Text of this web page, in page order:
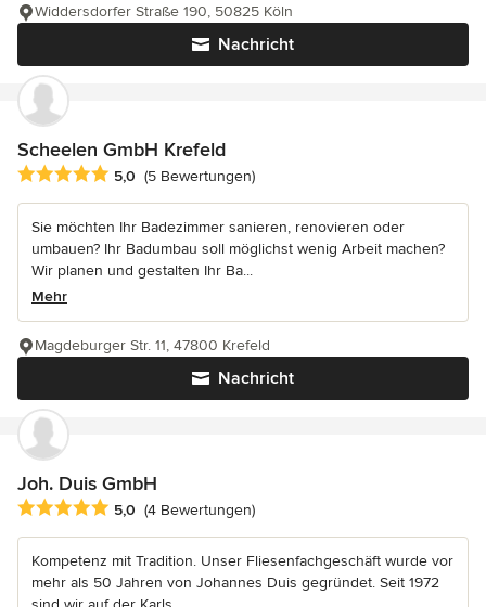
Nachricht
Widdersdorfer Straße 190, 50825 Köln
Scheelen GmbH Krefeld
Durchschnittliche Bewertung: 5 von 5 Sternen
5,0 (5 Bewertungen)
Sie möchten Ihr Badezimmer sanieren, renovieren oder
umbauen? Ihr Badumbau soll möglichst wenig Arbeit machen?
Wir planen und gestalten Ihr Ba...
Mehr
Nachricht
Magdeburger Str. 11, 47800 Krefeld
Joh. Duis GmbH
Durchschnittliche Bewertung: 5 von 5 Sternen
5,0 (4 Bewertungen)
Kompetenz mit Tradition. Unser Fliesenfachgeschäft wurde vor
mehr als 50 Jahren von Johannes Duis gegründet. Seit 1972